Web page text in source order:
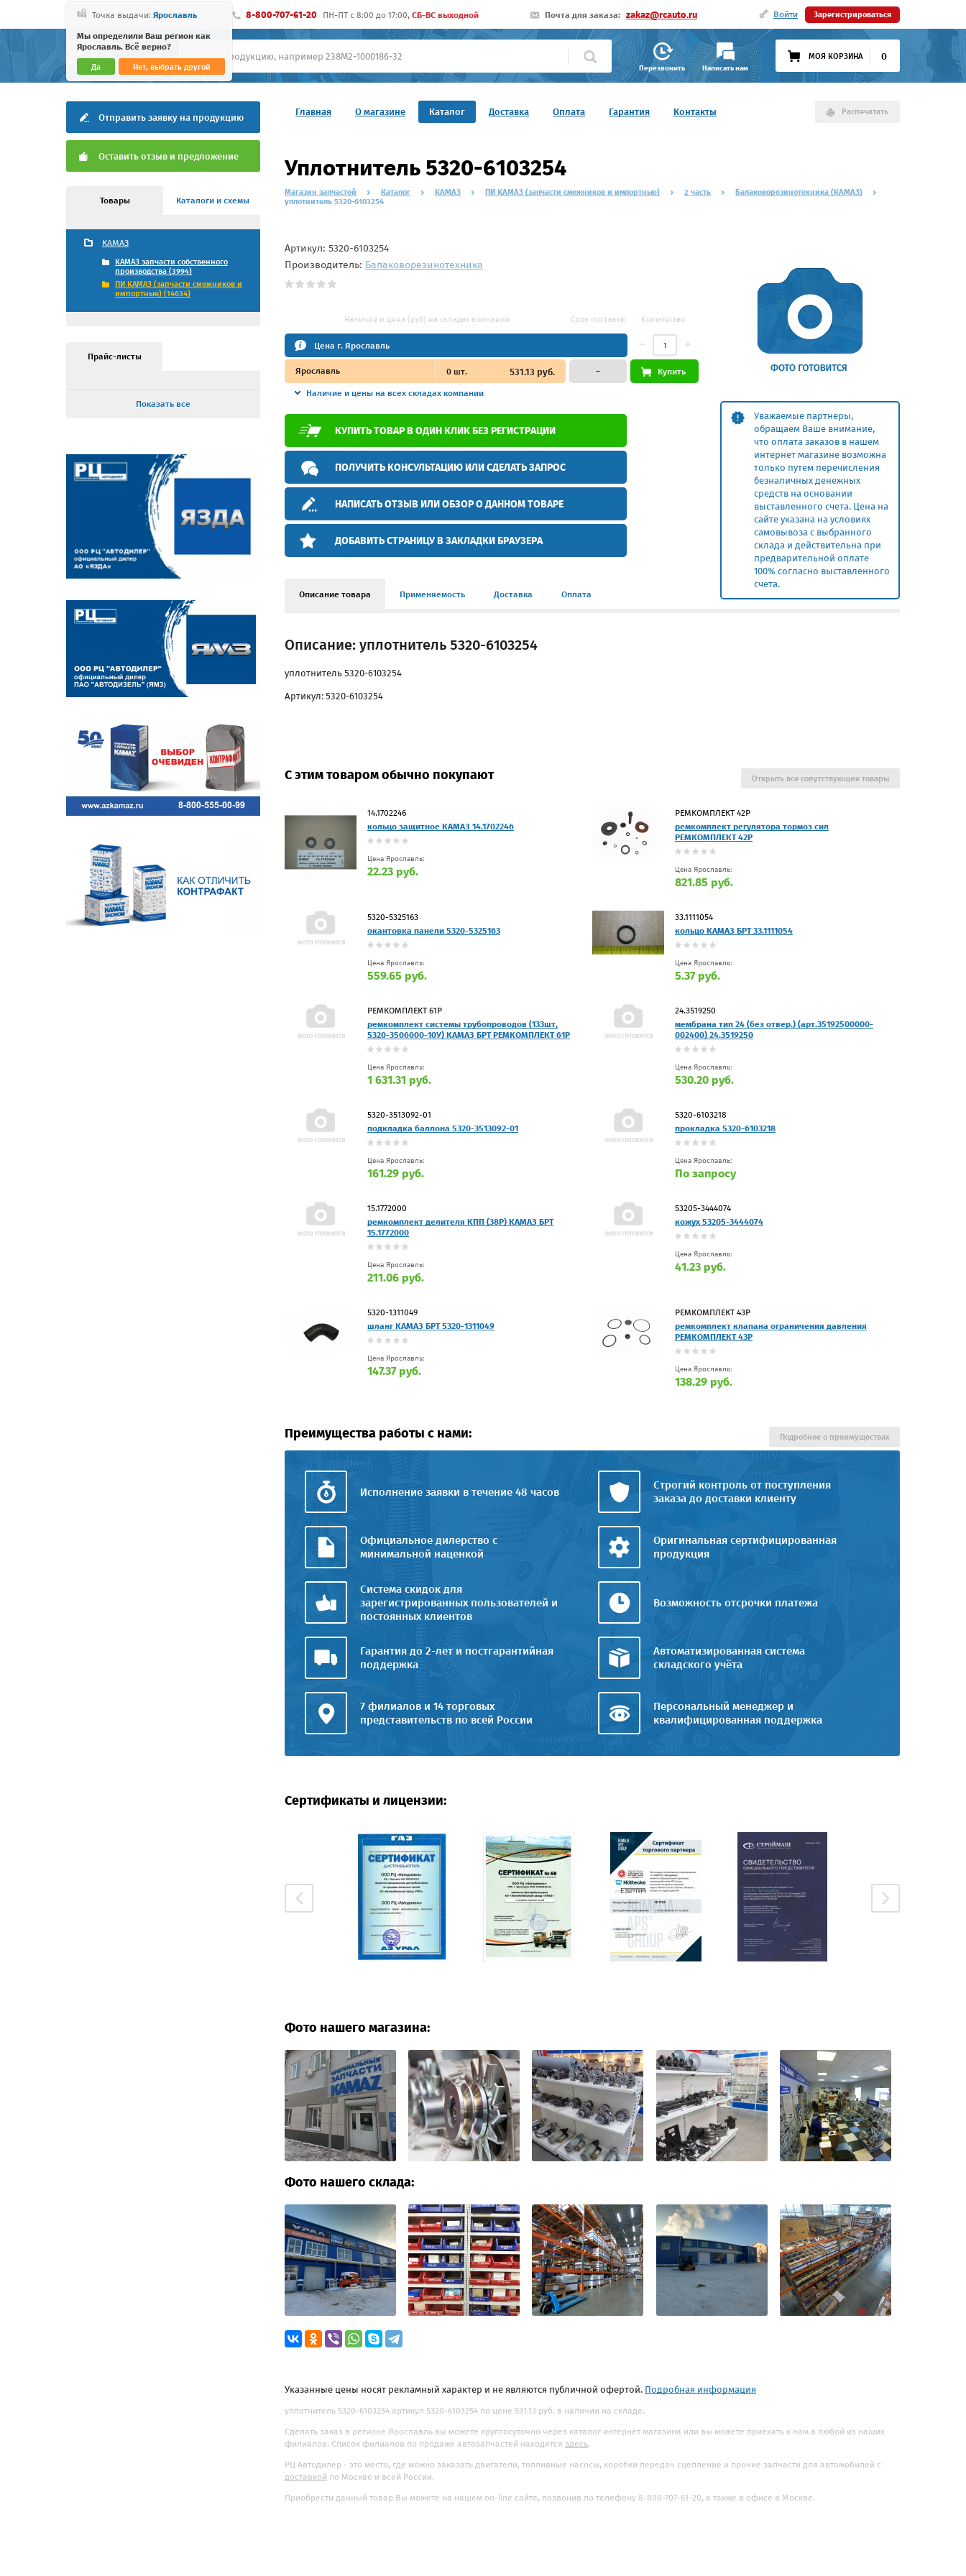
Точка выдачи: Ярославль
Мы определили Ваш регион как
Ярославль. Всё верно?
Да Нет, выбрать другой
8-800-707-61-20 ПН-ПТ c 8:00 до 17:00, СБ-ВС выходной Почта для заказа: zakaz@rcauto.ru Войти Зарегистрироваться
Перезвонить Написать нам
МОЯ КОРЗИНА 0
Главная О магазине Каталог Доставка Оплата Гарантия Контакты Распечатать
Отправить заявку на продукцию
Оставить отзыв и предложение
Товары Каталоги и схемы
КАМАЗ
КАМАЗ запчасти собственного
производства (3994)
ПИ КАМАЗ (запчасти смежников и
импортные) (14634)
Прайс-листы
Показать все
Уплотнитель 5320-6103254
Магазин запчастей Каталог КАМАЗ ПИ КАМАЗ (запчасти смежников и импортные) 2 часть
Балаковорезинотехника (КАМАЗ)
уплотнитель 5320-6103254
Уважаемые партнеры,
обращаем Ваше внимание,
что оплата заказов в нашем
интернет магазине возможна
только путем перечисления
безналичных денежных
средств на основании
выставленного счета. Цена на
сайте указана на условиях
самовывоза с выбранного
склада и действительна при
предварительной оплате
100% согласно выставленного
счета.
Артикул: 5320-6103254
Производитель: Балаковорезинотехника
Наличие и цена (руб) на складах компании Срок поставки Количество
Цена г. Ярославль
Ярославль 0шт. 531.13 руб.
Наличие и цены на всех складах компании
– Купить
КУПИТЬ ТОВАР В ОДИН КЛИК БЕЗ РЕГИСТРАЦИИ
ПОЛУЧИТЬ КОНСУЛЬТАЦИЮ ИЛИ СДЕЛАТЬ ЗАПРОС
НАПИСАТЬ ОТЗЫВ ИЛИ ОБЗОР О ДАННОМ ТОВАРЕ
ДОБАВИТЬ СТРАНИЦУ В ЗАКЛАДКИ БРАУЗЕРА
Описание товара Применяемость Доставка Оплата
Описание: уплотнитель 5320-6103254
уплотнитель 5320-6103254
Артикул: 5320-6103254
С этим товаром обычно покупают
14.1702246
кольцо защитное КАМАЗ 14.1702246
Цена Ярославль:
22.23 руб.
РЕМКОМПЛЕКТ 42Р
ремкомплект регулятора тормоз сил
РЕМКОМПЛЕКТ 42Р
Цена Ярославль:
821.85 руб.
5320-5325163
окантовка панели 5320-5325163
Цена Ярославль:
559.65 руб.
33.1111054
кольцо КАМАЗ БРТ 33.1111054
Цена Ярославль:
5.37 руб.
РЕМКОМПЛЕКТ 61Р
ремкомплект системы трубопроводов (133шт,
5320-3506000-10У) КАМАЗ БРТ РЕМКОМПЛЕКТ 61Р
Цена Ярославль:
1 631.31 руб.
24.3519250
мембрана тип 24 (без отвер.) (арт.35192500000-
002400) 24.3519250
Цена Ярославль:
530.20 руб.
5320-3513092-01
подкладка баллона 5320-3513092-01
Цена Ярославль:
161.29 руб.
5320-6103218
прокладка 5320-6103218
Цена Ярославль:
По запросу
15.1772000
ремкомплект делителя КПП (38Р) КАМАЗ БРТ
15.1772000
Цена Ярославль:
211.06 руб.
53205-3444074
кожух 53205-3444074
Цена Ярославль:
41.23 руб.
5320-1311049
шланг КАМАЗ БРТ 5320-1311049
Цена Ярославль:
147.37 руб.
РЕМКОМПЛЕКТ 43Р
ремкомплект клапана ограничения давления
РЕМКОМПЛЕКТ 43Р
Цена Ярославль:
138.29 руб.
Открыть все сопутствующие товары
Преимущества работы с нами:
Исполнение заявки в течение 48 часов
Строгий контроль от поступления
заказа до доставки клиенту
Официальное дилерство с
минимальной наценкой
Оригинальная сертифицированная
продукция
Система скидок для
зарегистрированных пользователей и
постоянных клиентов
Возможность отсрочки платежа
Гарантия до 2-лет и постгарантийная
поддержка
Автоматизированная система
складского учёта
7 филиалов и 14 торговых
представительств по всей России
Персональный менеджер и
квалифицированная поддержка
Подробнее о преимуществах
Сертификаты и лицензии:
Фото нашего магазина:
Фото нашего склада:
Указанные цены носят рекламный характер и не являются публичной офертой. Подробная информация
уплотнитель 5320-6103254 артикул 5320-6103254 по цене 531.13 руб. в наличии на складе.
Сделать заказ в регионе Ярославль вы можете круглосуточно через каталог интернет магазина или вы можете приехать к нам в любой из наших
филиалов. Список филиалов по продаже автозапчастей находятся здесь.
РЦ Автодилер - это место, где можно заказать двигатели, топливные насосы, коробки передач сцепление и прочие запчасти для автомобилей с
доставкой по Москве и всей России.
Приобрести данный товар Вы можете на нашем on-line сайте, позвонив по телефону 8-800-707-61-20, а также в офисе в Москве.